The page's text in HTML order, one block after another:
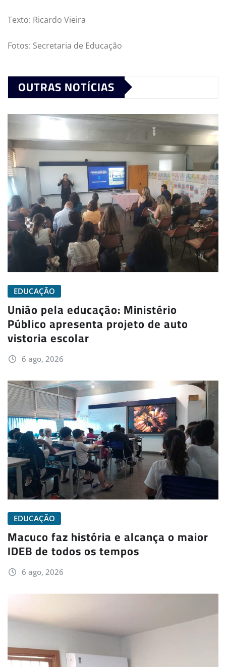
Texto: Ricardo Vieira
Fotos: Secretaria de Educação
OUTRAS NOTÍCIAS
EDUCAÇÃO
União pela educação: Ministério
Público apresenta projeto de auto
vistoria escolar
6 ago, 2026
EDUCAÇÃO
Macuco faz história e alcança o maior
IDEB de todos os tempos
6 ago, 2026